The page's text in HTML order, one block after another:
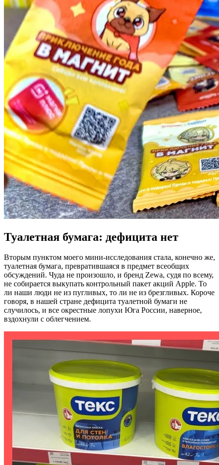
Туалетная бумага: дефицита нет
Вторым пунктом моего мини-исследования стала, конечно же,
туалетная бумага, превратившаяся в предмет всеобщих
обсуждений. Чуда не произошло, и бренд Zewa, судя по всему,
не собирается выкупать контрольный пакет акций Apple. То
ли наши люди не из пугливых, то ли не из брезгливых. Короче
говоря, в нашей стране дефицита туалетной бумаги не
случилось, и все окрестные лопухи Юга России, наверное,
вздохнули с облегчением.